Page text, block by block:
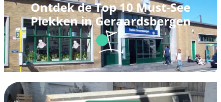
Ontdek de Top 10 Must-See
Plekken in Geraardsbergen